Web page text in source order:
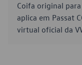
Coifa original
aplica em Passat
virtual oficial da